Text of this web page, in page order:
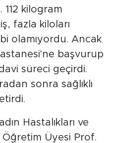
112 kilogram
fazla kiloları
olamıyordu. Ancak
başvurup
süreci geçirdi.
sonra sağlıklı
Hastalıkları ve
Öğretim Üyesi Prof.